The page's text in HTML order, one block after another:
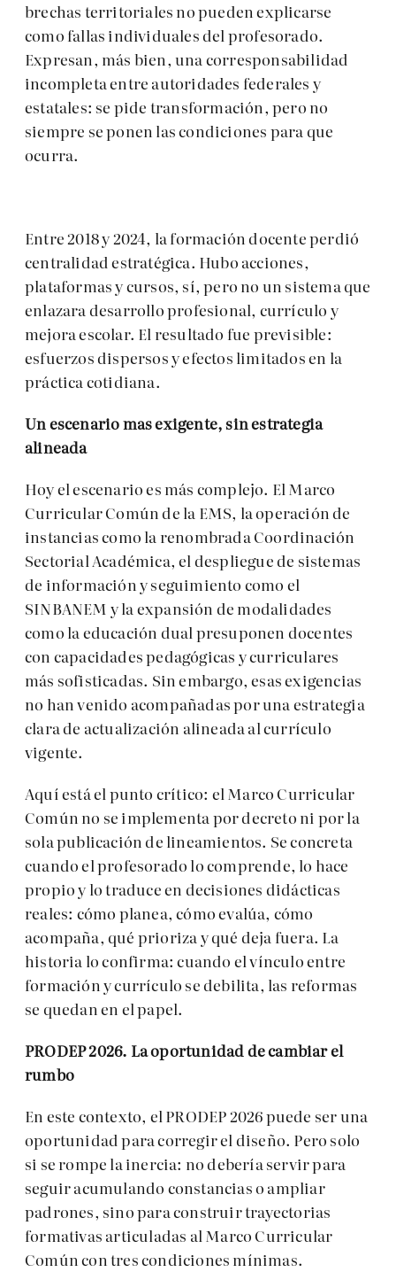
brechas territoriales no pueden explicarse
como fallas individuales del profesorado.
Expresan, más bien, una corresponsabilidad
incompleta entre autoridades federales y
estatales: se pide transformación, pero no
siempre se ponen las condiciones para que
ocurra.
Entre 2018 y 2024, la formación docente perdió
centralidad estratégica. Hubo acciones,
plataformas y cursos, sí, pero no un sistema que
enlazara desarrollo profesional, currículo y
mejora escolar. El resultado fue previsible:
esfuerzos dispersos y efectos limitados en la
práctica cotidiana.
Un escenario mas exigente, sin estrategia
alineada
Hoy el escenario es más complejo. El Marco
Curricular Común de la EMS, la operación de
instancias como la renombrada Coordinación
Sectorial Académica, el despliegue de sistemas
de información y seguimiento como el
SINBANEM y la expansión de modalidades
como la educación dual presuponen docentes
con capacidades pedagógicas y curriculares
más sofisticadas. Sin embargo, esas exigencias
no han venido acompañadas por una estrategia
clara de actualización alineada al currículo
vigente.
Aquí está el punto crítico: el Marco Curricular
Común no se implementa por decreto ni por la
sola publicación de lineamientos. Se concreta
cuando el profesorado lo comprende, lo hace
propio y lo traduce en decisiones didácticas
reales: cómo planea, cómo evalúa, cómo
acompaña, qué prioriza y qué deja fuera. La
historia lo confirma: cuando el vínculo entre
formación y currículo se debilita, las reformas
se quedan en el papel.
PRODEP 2026. La oportunidad de cambiar el
rumbo
En este contexto, el PRODEP 2026 puede ser una
oportunidad para corregir el diseño. Pero solo
si se rompe la inercia: no debería servir para
seguir acumulando constancias o ampliar
padrones, sino para construir trayectorias
formativas articuladas al Marco Curricular
Común con tres condiciones mínimas.